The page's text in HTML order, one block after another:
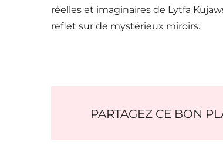
réelles et imaginaires de Lytfa
reflet sur de mystérieux miroirs.
PARTAGEZ CE BON